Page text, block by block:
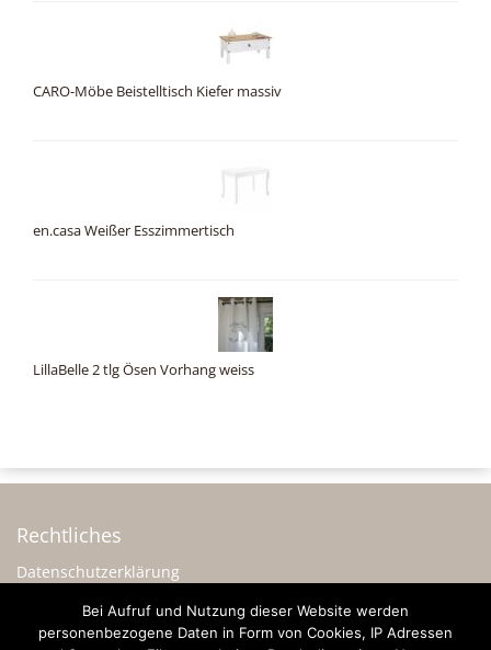
CARO-Möbe Beistelltisch Kiefer massiv
en.casa Weißer Esszimmertisch
LillaBelle 2 tlg Ösen Vorhang weiss
Rechtliches
Datenschutzerklärung
Impressum
Sonstiges
Bei Aufruf und Nutzung dieser Website werden
personenbezogene Daten in Form von Cookies, IP Adressen